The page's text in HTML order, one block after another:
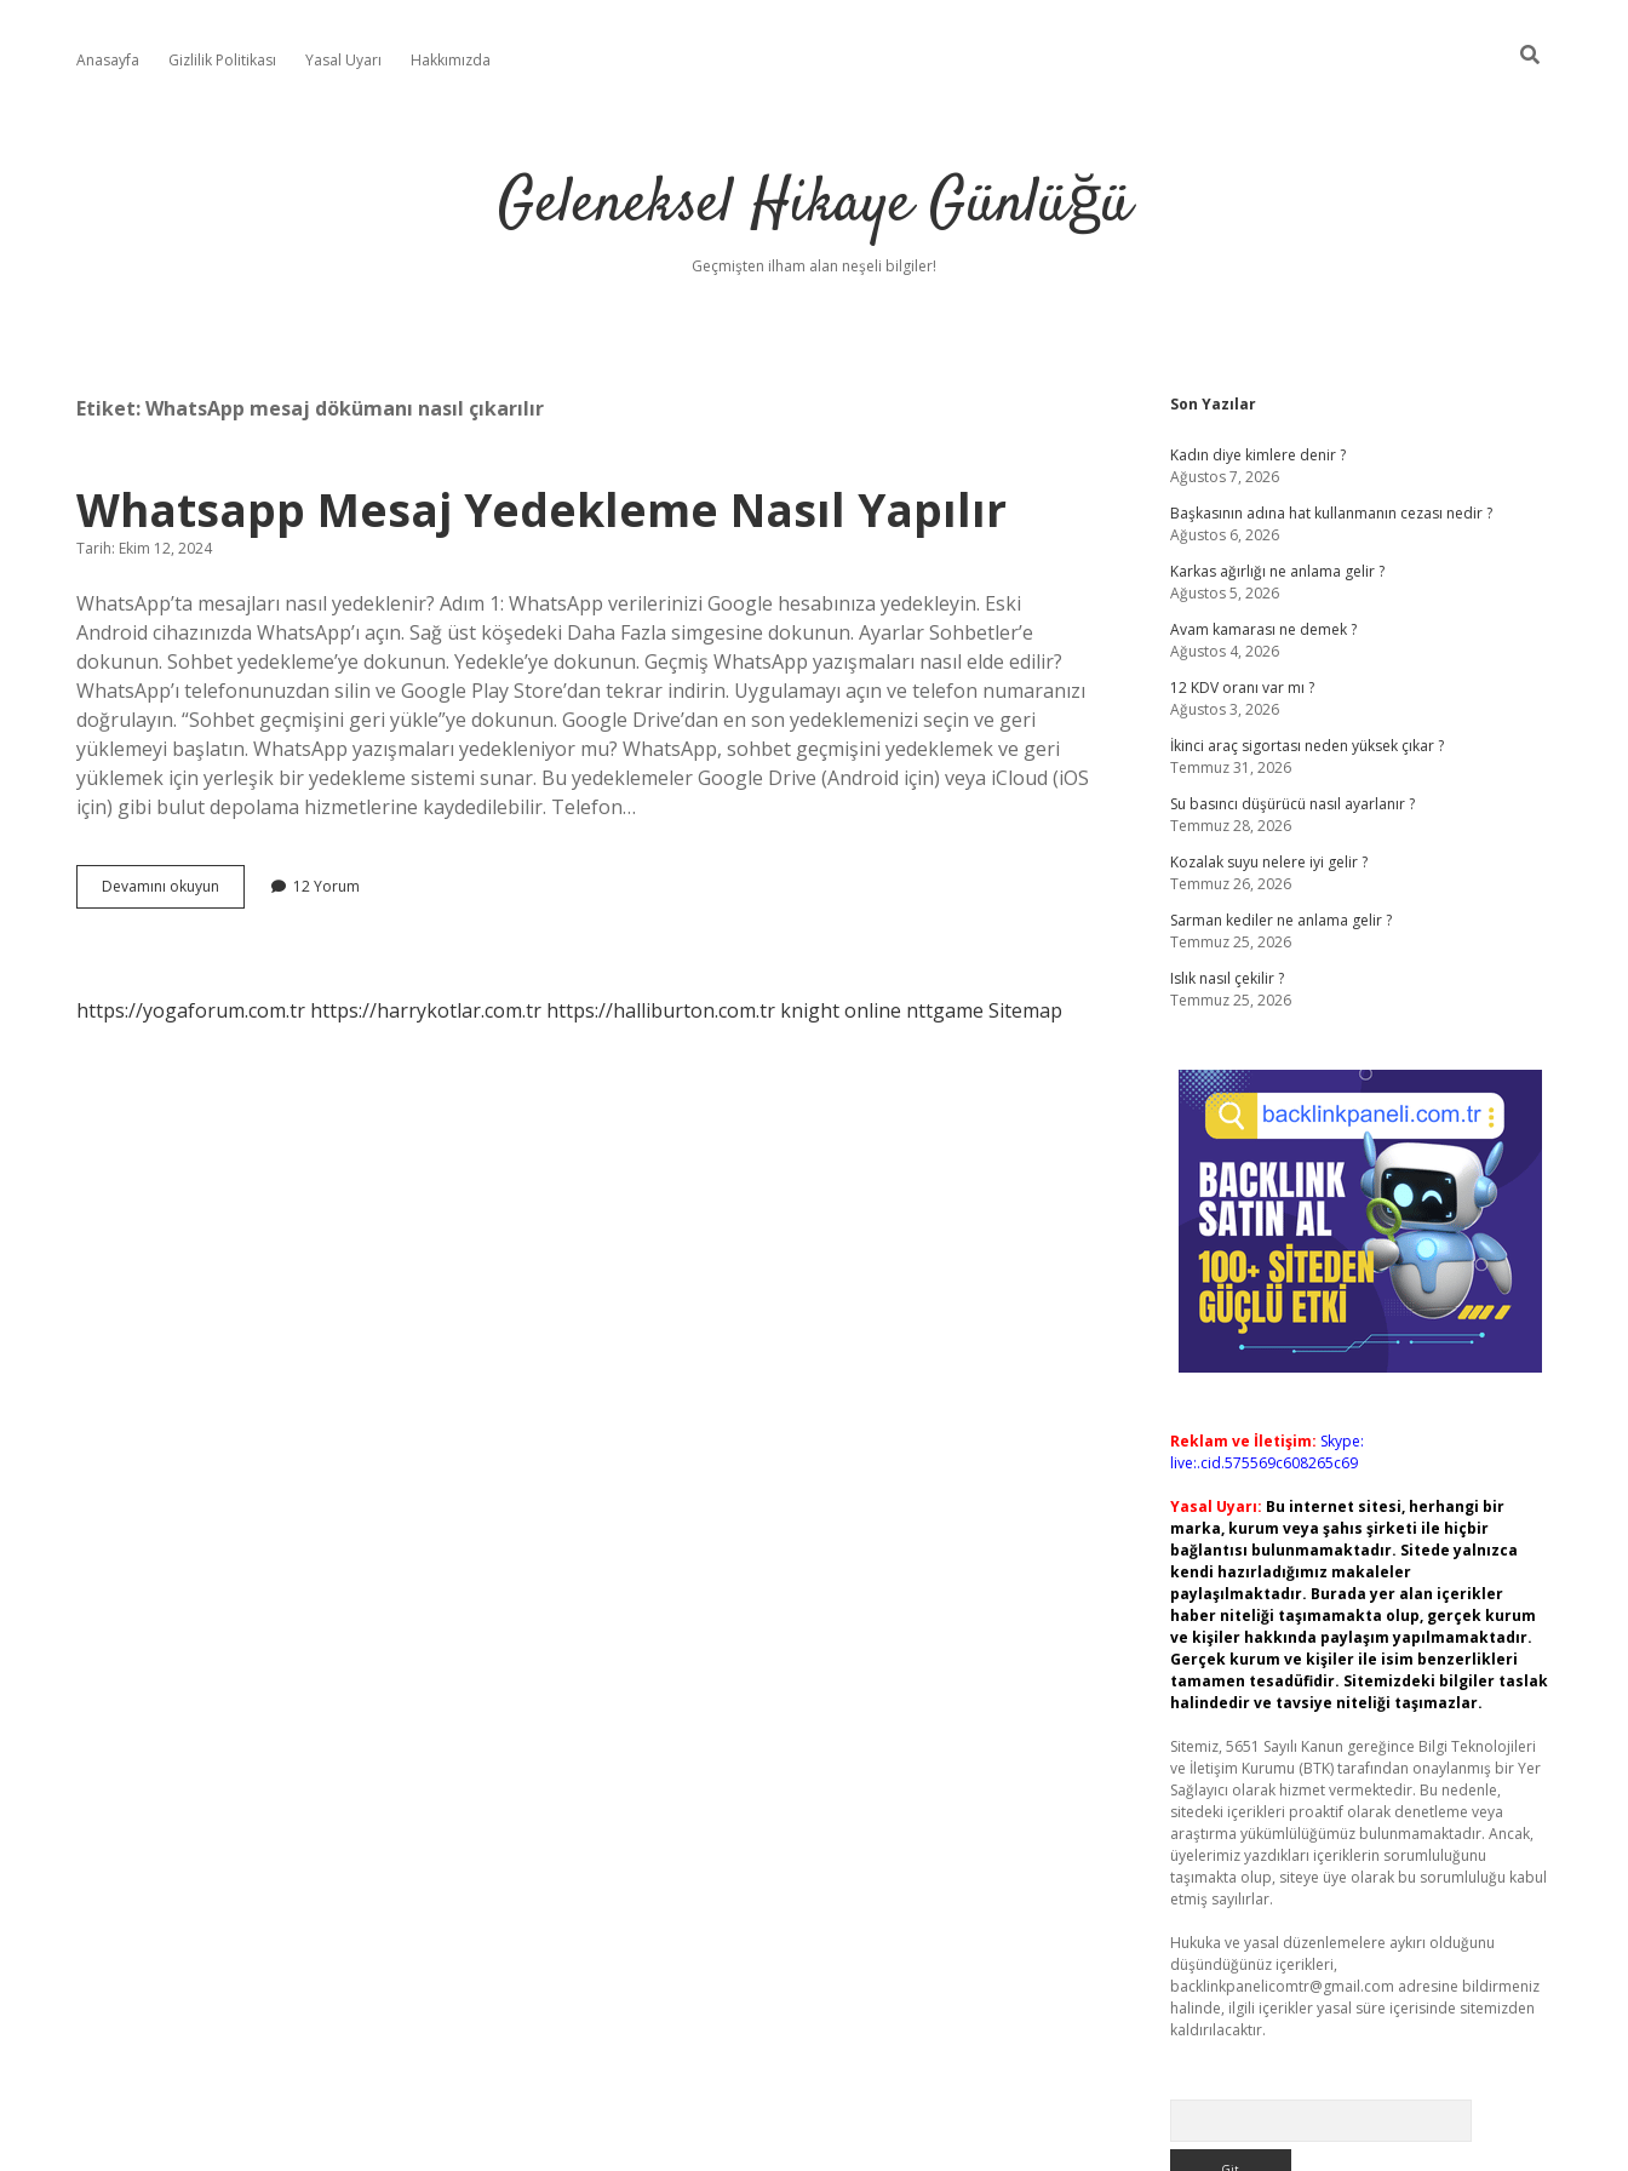
Anasayfa Gizlilik Politikası Yasal Uyarı Hakkımızda
Geleneksel Hikaye Günlüğü
Geçmişten ilham alan neşeli bilgiler!
Etiket:WhatsApp mesaj dökümanı nasıl çıkarılır
Whatsapp Mesaj Yedekleme Nasıl Yapılır
Tarih: Ekim 12, 2024
WhatsApp’ta mesajları nasıl yedeklenir? Adım 1: WhatsApp verilerinizi Google hesabınıza yedekleyin. Eski
Android cihazınızda WhatsApp’ı açın. Sağ üst köşedeki Daha Fazla simgesine dokunun. Ayarlar Sohbetler’e
dokunun. Sohbet yedekleme’ye dokunun. Yedekle’ye dokunun. Geçmiş WhatsApp yazışmaları nasıl elde edilir?
WhatsApp’ı telefonunuzdan silin ve Google Play Store’dan tekrar indirin. Uygulamayı açın ve telefon numaranızı
doğrulayın. “Sohbet geçmişini geri yükle”ye dokunun. Google Drive’dan en son yedeklemenizi seçin ve geri
yüklemeyi başlatın. WhatsApp yazışmaları yedekleniyor mu? WhatsApp, sohbet geçmişini yedeklemek ve geri
yüklemek için yerleşik bir yedekleme sistemi sunar. Bu yedeklemeler Google Drive (Android için) veya iCloud (iOS
için) gibi bulut depolama hizmetlerine kaydedilebilir. Telefon…
Devamını okuyun Whatsapp
Mesaj
12 Yorum
https://yogaforum.com.tr https://harrykotlar.com.tr https://halliburton.com.tr knight online nttgame Sitemap
Sidebar
Son Yazılar
Kadın diye kimlere denir ?
Ağustos 7, 2026
Başkasının adına hat kullanmanın cezası nedir ?
Ağustos 6, 2026
Karkas ağırlığı ne anlama gelir ?
Ağustos 5, 2026
Avam kamarası ne demek ?
Ağustos 4, 2026
12 KDV oranı var mı ?
Ağustos 3, 2026
İkinci araç sigortası neden yüksek çıkar ?
Temmuz 31, 2026
Su basıncı düşürücü nasıl ayarlanır ?
Temmuz 28, 2026
Kozalak suyu nelere iyi gelir ?
Temmuz 26, 2026
Sarman kediler ne anlama gelir ?
Temmuz 25, 2026
Islık nasıl çekilir ?
Temmuz 25, 2026
Reklam ve İletişim: Skype:
live:.cid.575569c608265c69
Yasal Uyarı: Bu internet sitesi, herhangi bir
marka, kurum veya şahıs şirketi ile hiçbir
bağlantısı bulunmamaktadır. Sitede yalnızca
kendi hazırladığımız makaleler
paylaşılmaktadır. Burada yer alan içerikler
haber niteliği taşımamakta olup, gerçek kurum
ve kişiler hakkında paylaşım yapılmamaktadır.
Gerçek kurum ve kişiler ile isim benzerlikleri
tamamen tesadüfidir. Sitemizdeki bilgiler taslak
halindedir ve tavsiye niteliği taşımazlar.
Sitemiz, 5651 Sayılı Kanun gereğince Bilgi Teknolojileri
ve İletişim Kurumu (BTK) tarafından onaylanmış bir Yer
Sağlayıcı olarak hizmet vermektedir. Bu nedenle,
sitedeki içerikleri proaktif olarak denetleme veya
araştırma yükümlülüğümüz bulunmamaktadır. Ancak,
üyelerimiz yazdıkları içeriklerin sorumluluğunu
taşımakta olup, siteye üye olarak bu sorumluluğu kabul
etmiş sayılırlar.
Hukuka ve yasal düzenlemelere aykırı olduğunu
düşündüğünüz içerikleri,
backlinkpanelicomtr@gmail.com adresine bildirmeniz
halinde, ilgili içerikler yasal süre içerisinde sitemizden
kaldırılacaktır.